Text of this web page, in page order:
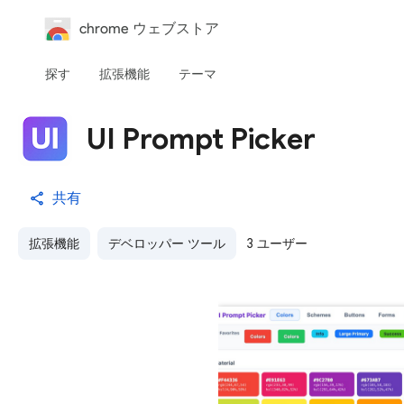
chrome ウェブストア
探す 拡張機能 テーマ
UI Prompt Picker
共有
拡張機能 デベロッパー ツール 3 ユーザー